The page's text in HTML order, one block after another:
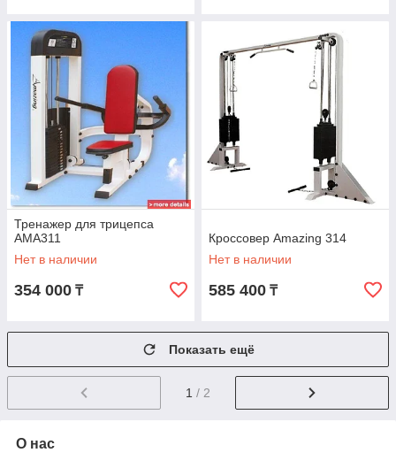
Тренажер для трицепса
AMA311
Нет в наличии
354 000 ₸
Кроссовер Amazing 314
Нет в наличии
585 400 ₸
Показать ещё
1 / 2
О нас